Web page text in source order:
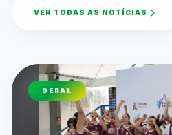
VER TODAS AS NOTÍCIAS
GERAL